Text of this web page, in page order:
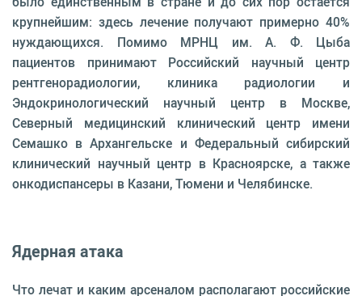
крупнейшим: здесь лечение получают примерно 40%
нуждающихся. Помимо МРНЦ им. А. Ф. Цыба
пациентов принимают Российский научный центр
рентгенорадиологии, клиника радиологии и
Эндокринологический научный центр в Москве,
Северный медицинский клинический центр имени
Семашко в Архангельске и Федеральный сибирский
клинический научный центр в Красноярске, а также
онкодиспансеры в Казани, Тюмени и Челябинске.
Ядерная атака
Что лечат и каким арсеналом располагают российские